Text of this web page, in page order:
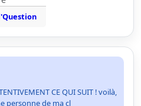
CE QUI SUIT ! voilà,
personne de ma cl